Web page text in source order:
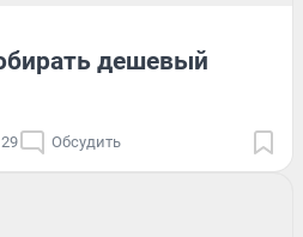
дешевый
Обсудить